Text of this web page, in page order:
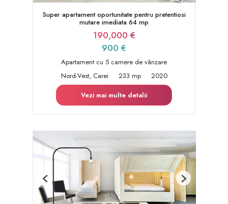
Super apartament oportunitate pentru pretentiosi
mutare imediata 64 mp
190,000 €
900 €
Apartament cu 5 camere de vânzare
Nord-Vest, Carei
233 mp
2020
Vezi mai multe detalii
Previous Next